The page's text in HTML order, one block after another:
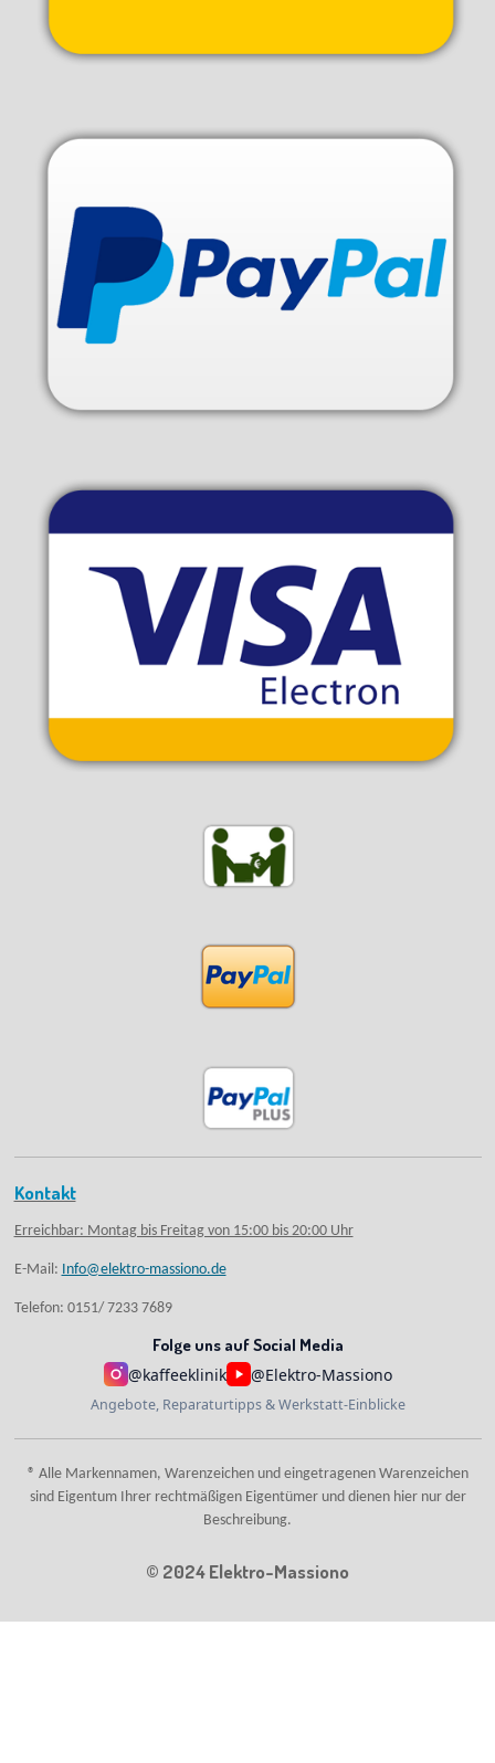
Kontakt
Erreichbar: Montag bis Freitag von 15:00 bis 20:00 Uhr
E-Mail: Info@elektro-massiono.de
Telefon: 0151/ 7233 7689
Folge uns auf Social Media
@kaffeeklinik
@Elektro-Massiono
Angebote, Reparaturtipps & Werkstatt-Einblicke
® Alle Markennamen, Warenzeichen und eingetragenen Warenzeichen
sind Eigentum Ihrer rechtmäßigen Eigentümer und dienen hier nur der
Beschreibung.
© 2024 Elektro-Massiono